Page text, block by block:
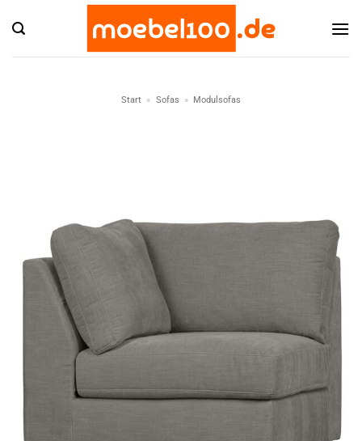
Inhalt
Start » Sofas » Modulsofas